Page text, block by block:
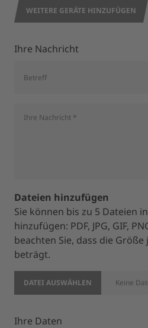
WEITERE GERÄTE HINZUFÜGEN
Ihre Nachricht
Dateien hinzufügen
Sie können bis zu 5 Dateien
hinzufügen: PDF, JPG, GIF,
beachten Sie, dass die
beträgt.
DATEI AUSWÄHLEN Keine
Ihre Daten